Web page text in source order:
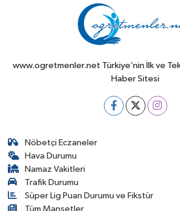
www.ogretmenler.net Türkiye’nin İlk ve Tek
Haber Sitesi
Nöbetçi Eczaneler
Hava Durumu
Namaz Vakitleri
Trafik Durumu
Süper Lig Puan Durumu ve Fikstür
Tüm Manşetler